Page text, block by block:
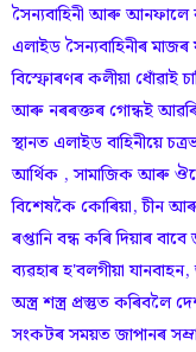
সৈন্যবাহিনী আৰু আনফালে
এলাইড সৈন্যবাহিনীৰ
বিস্ফোৰণৰ কলীয়া ধোঁৱাই
আৰু নৰৰক্তৰ গোন্ধই আৱৰি
স্থানত এলাইড বাহিনীয়ে
আৰ্থিক , সামাজিক আৰু
বিশেষকৈ কোৰিয়া, চীন
ৰপ্তানি বন্ধ কৰি দিয়াৰ
ব্যৱহাৰ হ'বলগীয়া
অস্ত্ৰ শস্ত্ৰ প্ৰস্তুত কৰিবলৈ
সংকটৰ সময়ত জাপানৰ